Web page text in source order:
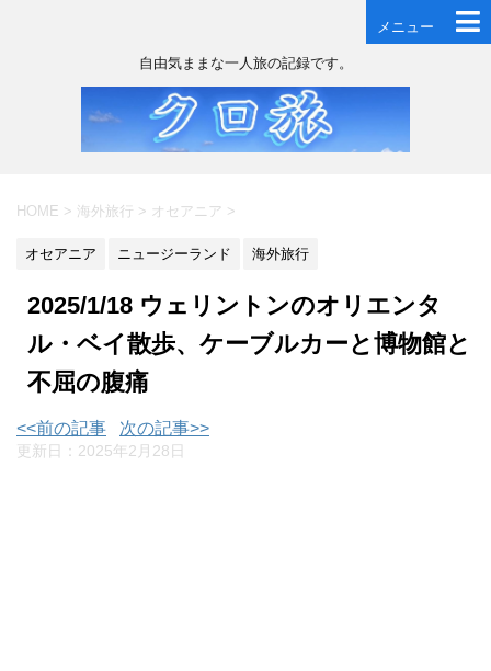
メニュー
自由気ままな一人旅の記録です。
HOME > 海外旅行 > オセアニア >
オセアニア ニュージーランド 海外旅行
2025/1/18 ウェリントンのオリエンタ
ル・ベイ散歩、ケーブルカーと博物館と
不屈の腹痛
<<前の記事 次の記事>>
更新日： 2025年2月28日